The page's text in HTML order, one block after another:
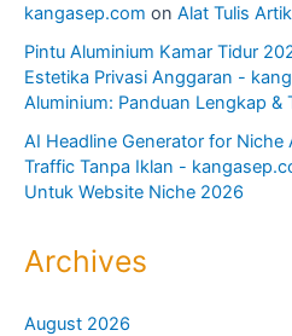
kangasep.com on Alat Tulis
Pintu Aluminium Kamar Tidur
Estetika Privasi Anggaran -
Aluminium: Panduan Lengkap &
AI Headline Generator for Niche
Traffic Tanpa Iklan -
Untuk Website Niche 2026
Archives
August 2026